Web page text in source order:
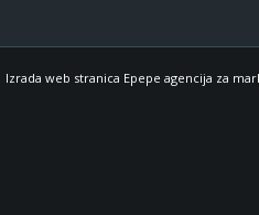
Izrada web stranica Epepe agencija za